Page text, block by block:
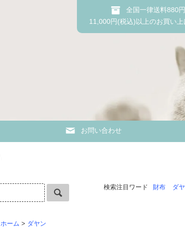
全国一律送料880
11,000円(税込)以上のお買い
お問い合わせ
検索注目ワード 財布 ダ
ホーム > ダヤン